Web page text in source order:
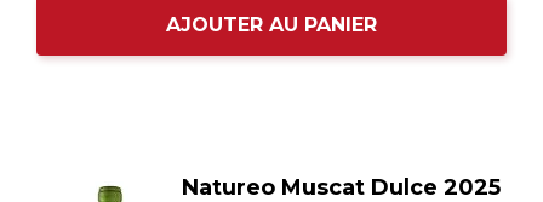
AJOUTER AU PANIER
Natureo Muscat Dulce 2025